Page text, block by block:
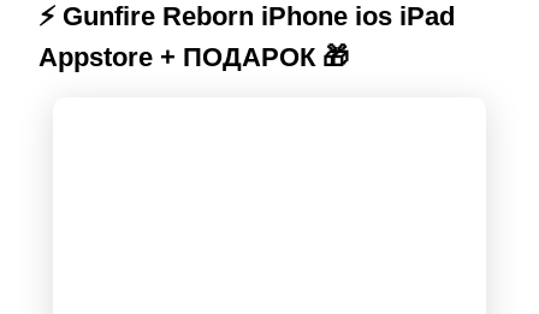
⚡️ Gunfire Reborn iPhone ios iPad
Appstore + ПОДАРОК 🎁